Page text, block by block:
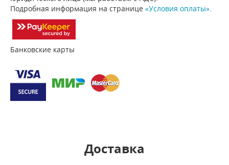
Подробная информация на странице «Условия оплаты».
Банковские карты
Доставка